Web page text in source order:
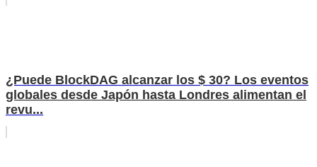
¿Puede BlockDAG alcanzar los $ 30? Los eventos
globales desde Japón hasta Londres alimentan el
revu...